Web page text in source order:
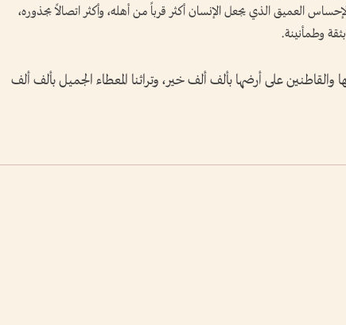
العميق الذي يجعل الإنسان أكثر قرباً من أهله، وأكثر اتصالاً بجذوره،
وطمأنينة.
والقاطنين على أرضها بألف ألف خير، وتراثنا المعطاء الجميل بألف ألف